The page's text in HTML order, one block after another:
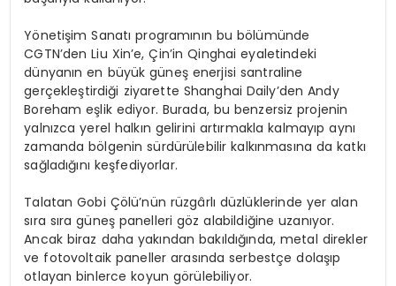
Yönetişim Sanatı programının bu bölümünde
CGTN’den Liu Xin’e, Çin’in Qinghai eyaletindeki
dünyanın en büyük güneş enerjisi santraline
gerçekleştirdiği ziyarette Shanghai Daily’den Andy
Boreham eşlik ediyor. Burada, bu benzersiz projenin
yalnızca yerel halkın gelirini artırmakla kalmayıp aynı
zamanda bölgenin sürdürülebilir kalkınmasına da katkı
sağladığını keşfediyorlar.
Talatan Gobi Çölü’nün rüzgârlı düzlüklerinde yer alan
sıra sıra güneş panelleri göz alabildiğine uzanıyor.
Ancak biraz daha yakından bakıldığında, metal direkler
ve fotovoltaik paneller arasında serbestçe dolaşıp
otlayan binlerce koyun görülebiliyor.